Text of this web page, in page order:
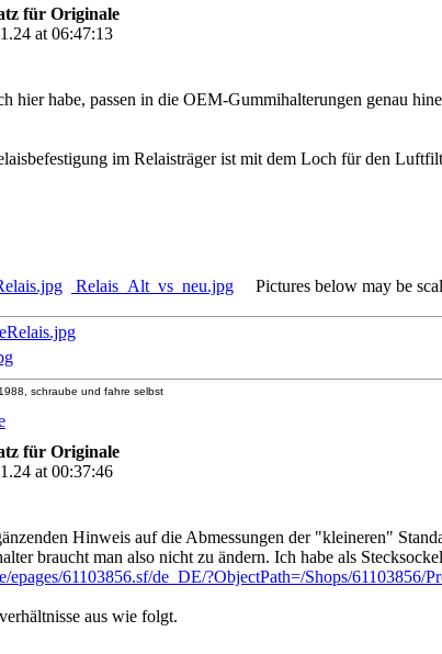
für Originale
at 06:47:13
hier habe, passen in die OEM-Gummihalterungen genau
im Relaisträger ist mit dem Loch für den
Relais_Alt_vs_neu.jpg Pictures below may be
schraube und fahre selbst
für Originale
at 00:37:46
Hinweis auf die Abmessungen der "kleineren"
braucht man also nicht zu ändern. Ich habe als
epages/61103856.sf/de_DE/?ObjectPath=/Shops/61103856/
aus wie folgt.